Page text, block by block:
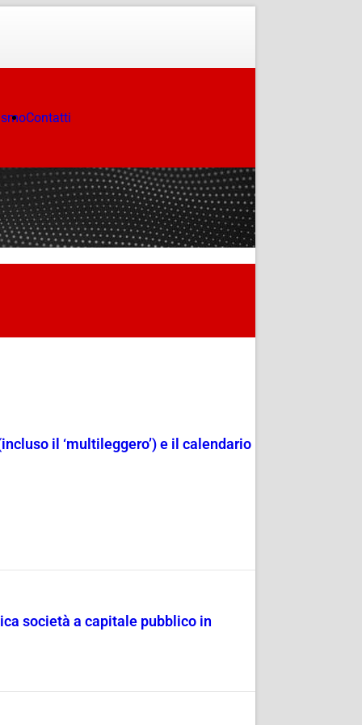
Contatti
il ‘multileggero’) e il calendario
società a capitale pubblico in